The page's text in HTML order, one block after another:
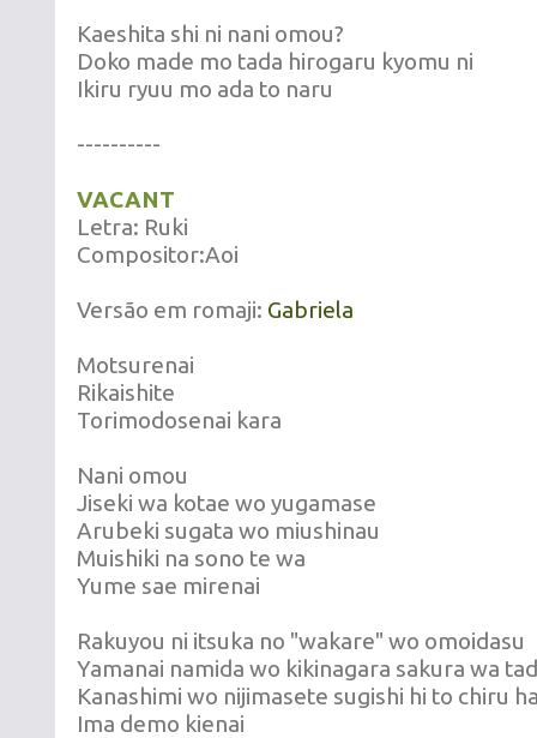
Kaeshita shi ni nani omou?
Doko made mo tada hirogaru kyomu ni
Ikiru ryuu mo ada to naru
----------
VACANT
Letra: Ruki
Compositor:Aoi
Versão em romaji: Gabriela
Motsurenai
Rikaishite
Torimodosenai kara
Nani omou
Jiseki wa kotae wo yugamase
Arubeki sugata wo miushinau
Muishiki na sono te wa
Yume sae mirenai
Rakuyou ni itsuka no "wakare" wo omoidasu
Yamanai namida wo kikinagara sakura wa
Kanashimi wo nijimasete sugishi hi to chiru
Ima demo kienai